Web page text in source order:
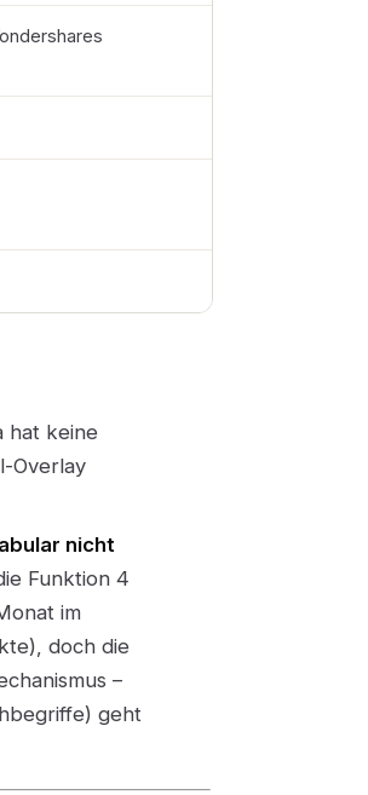
hat keine
Overlay
nicht
Funktion 4
im
doch die
–
geht